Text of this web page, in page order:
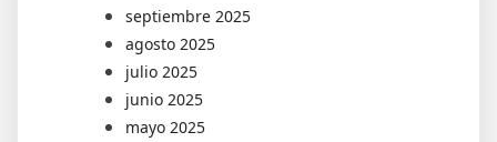
septiembre 2025
agosto 2025
julio 2025
junio 2025
mayo 2025